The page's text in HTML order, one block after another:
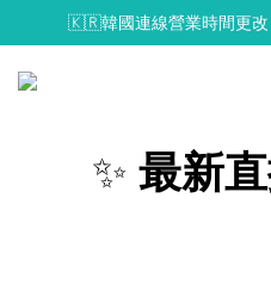
🇰🇷韓國連線營業時間更改
✨ 最新